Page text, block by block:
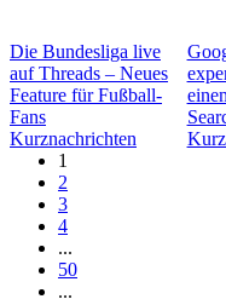
Die Bundesliga live
auf Threads – Neues
Feature für Fußball-
Fans
Kurznachrichten
1
2
3
4
...
50
...